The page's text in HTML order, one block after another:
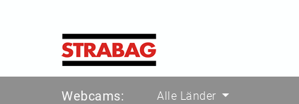
Webcams: Alle Länder